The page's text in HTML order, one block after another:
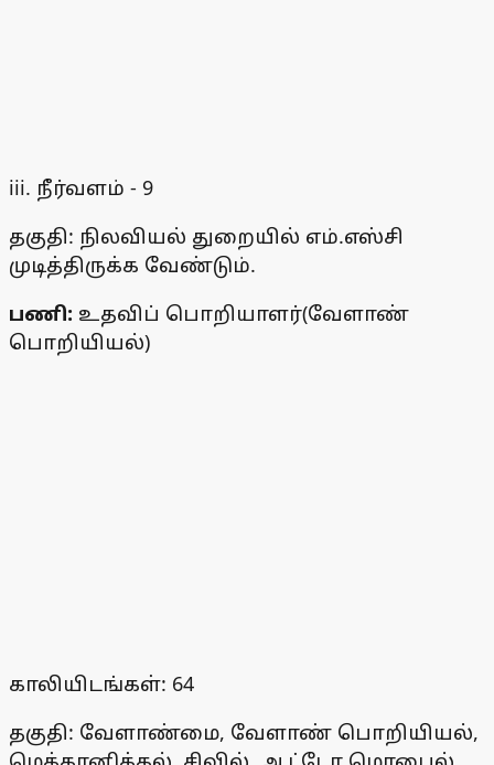
iii. நீர்வளம் - 9
தகுதி: நிலவியல் துறையில் எம்.எஸ்சி
முடித்திருக்க வேண்டும்.
பணி: உதவிப் பொறியாளர்(வேளாண்
பொறியியல்)
காலியிடங்கள்: 64
தகுதி: வேளாண்மை, வேளாண் பொறியியல்,